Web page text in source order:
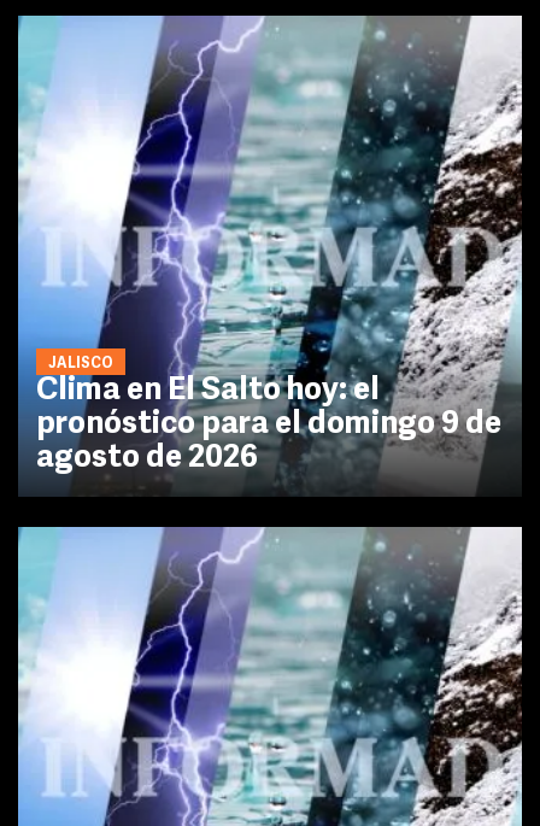
JALISCO
Clima en El Salto hoy: el
pronóstico para el domingo 9 de
agosto de 2026